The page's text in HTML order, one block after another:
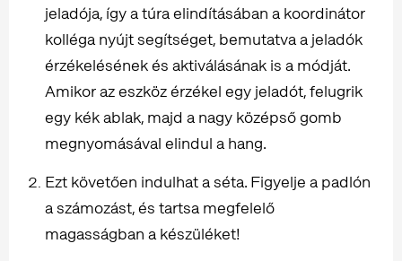
jeladója, így a túra elindításában a koordinátor
kolléga nyújt segítséget, bemutatva a jeladók
érzékelésének és aktiválásának is a módját.
Amikor az eszköz érzékel egy jeladót, felugrik
egy kék ablak, majd a nagy középső gomb
megnyomásával elindul a hang.
Ezt követően indulhat a séta. Figyelje a padlón
a számozást, és tartsa megfelelő
magasságban a készüléket!